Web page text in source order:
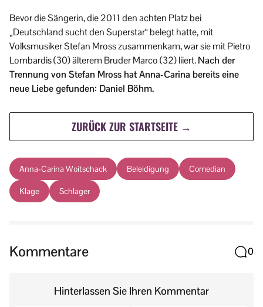
Bevor die Sängerin, die 2011 den achten Platz bei
„Deutschland sucht den Superstar“ belegt hatte, mit
Volksmusiker Stefan Mross zusammenkam, war sie mit Pietro
Lombardis (30) älterem Bruder Marco (32) liiert.Nach der
Trennung von Stefan Mross hat Anna-Carina bereits eine
neue Liebe gefunden: Daniel Böhm.
ZURÜCK ZUR STARTSEITE →
Anna-Carina Woitschack Beleidigung Comedian
Klage Schlager
Kommentare 0
Hinterlassen Sie Ihren Kommentar